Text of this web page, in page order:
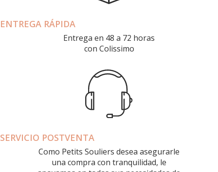
ENTREGA RÁPIDA
Entrega en 48 a 72 horas
con Colissimo
SERVICIO POSTVENTA
Como Petits Souliers desea asegurarle
una compra con tranquilidad, le